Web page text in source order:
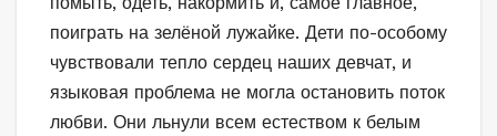
поиграть на зелёной лужайке. Дети по-особому
чувствовали тепло сердец наших девчат, и
языковая проблема не могла остановить поток
любви. Они льнули всем естеством к белым